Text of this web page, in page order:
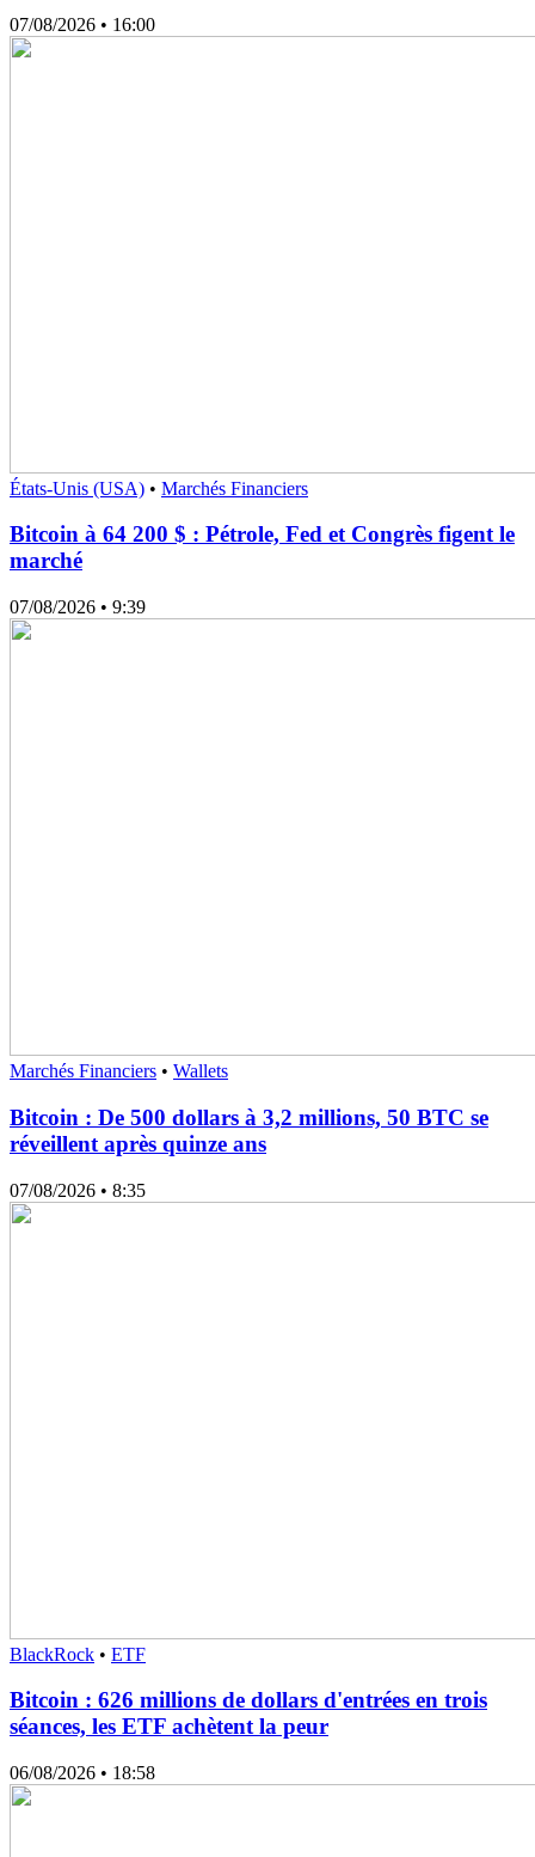
07/08/2026 • 16:00
États-Unis (USA) • Marchés Financiers
Bitcoin à 64 200 $ : Pétrole, Fed et Congrès figent le
marché
07/08/2026 • 9:39
Marchés Financiers • Wallets
Bitcoin : De 500 dollars à 3,2 millions, 50 BTC se
réveillent après quinze ans
07/08/2026 • 8:35
BlackRock • ETF
Bitcoin : 626 millions de dollars d'entrées en trois
séances, les ETF achètent la peur
06/08/2026 • 18:58